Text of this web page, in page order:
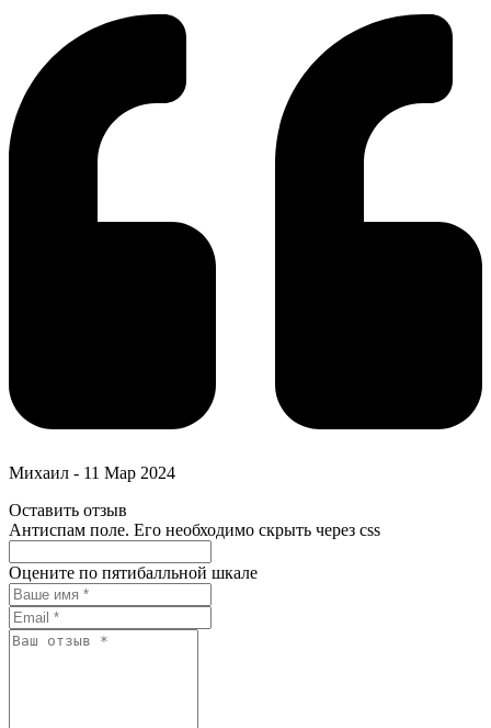
Михаил - 11 Мар 2024
Оставить отзыв
Антиспам поле. Его необходимо скрыть через css
Оцените по пятибалльной шкале